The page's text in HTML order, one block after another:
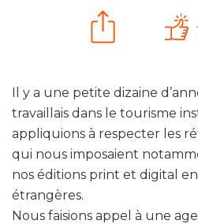
Il y a une petite dizaine
travaillais dans le tourisme
appliquions à respecter les
qui nous imposaient
nos éditions print et digital
étrangères.
Nous faisions appel à une